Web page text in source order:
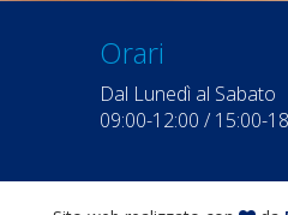
Orari
Dal Lunedì al Sabato
09:00-12:00 / 15:00-